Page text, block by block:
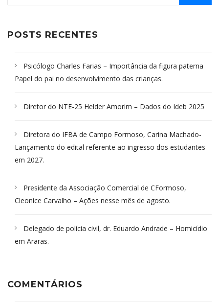
POSTS RECENTES
Psicólogo Charles Farias – Importância da figura paterna
Papel do pai no desenvolvimento das crianças.
Diretor do NTE-25 Helder Amorim – Dados do Ideb 2025
Diretora do IFBA de Campo Formoso, Carina Machado-
Lançamento do edital referente ao ingresso dos estudantes
em 2027.
Presidente da Associação Comercial de CFormoso,
Cleonice Carvalho – Ações nesse mês de agosto.
Delegado de polícia civil, dr. Eduardo Andrade – Homicídio
em Araras.
COMENTÁRIOS